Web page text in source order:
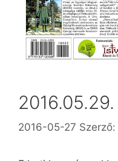
2016.05.29.
2016-05-27 Szerző: